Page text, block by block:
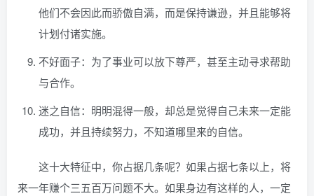
他们不会因此而骄傲自满，而是保持谦逊，并且能够将
计划付诸实施。
不好面子：为了事业可以放下尊严，甚至主动寻求帮助
与合作。
迷之自信：明明混得一般，却总是觉得自己未来一定能
成功，并且持续努力，不知道哪里来的自信。
这十大特征中，你占据几条呢？如果占据七条以上，将
来一年赚个三五百万问题不大。如果身边有这样的人，一定